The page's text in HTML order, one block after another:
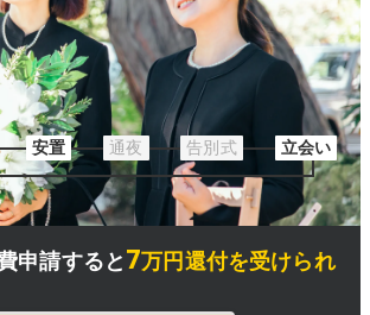
安置 通夜 告別式 立会い
申請すると7万円還付を受けられ